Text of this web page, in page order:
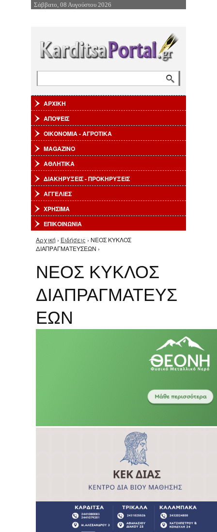
Επιστροφή στην Πλοήγηση
Σάββατο, 08 Αυγούστου 2026
ΑΡΧΙΚΗ
ΑΠΟΨΕΙΣ
ΟΙΚΟΝΟΜΙΑ - ΑΓΡΟΤΙΚΑ
MAGAZINO
ΑΘΛΗΤΙΚΑ
ΔΙΑΚΗΡΥΞΕΙΣ - ΠΡΟΚΗΡΥΞΕΙΣ
ΑΓΓΕΛΙΕΣ
ΧΡΗΣΙΜΑ
ΕΠΙΚΟΙΝΩΝΙΑ
Είστε εδώ
Αρχική › Ειδήσεις › ΝΕΟΣ ΚΥΚΛΟΣ
ΔΙΑΠΡΑΓΜΑΤΕΥΣΕΩΝ ›
ΝΕΟΣ ΚΥΚΛΟΣ
ΔΙΑΠΡΑΓΜΑΤΕΥΣ
ΕΩΝ